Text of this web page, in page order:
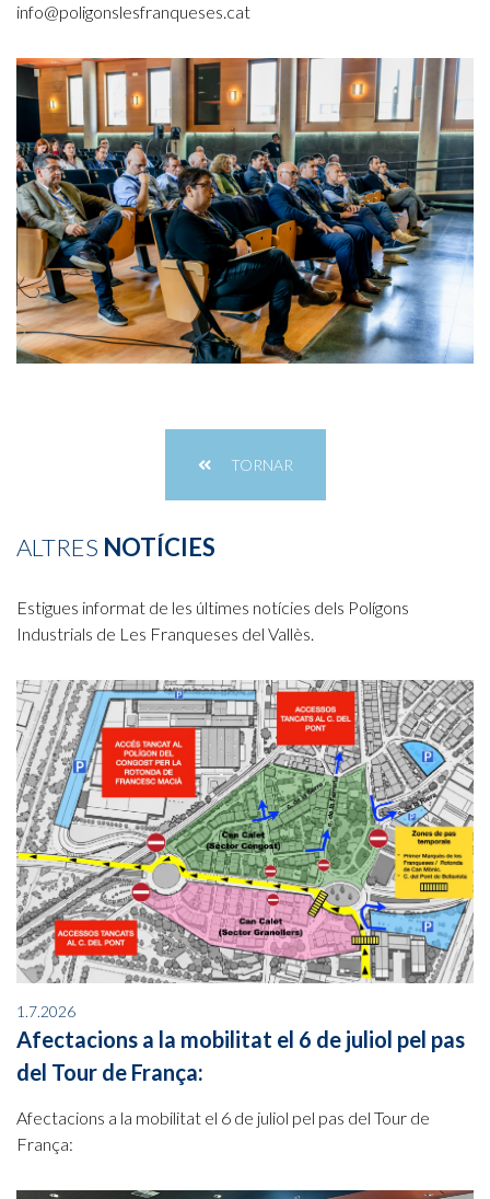
info@poligonslesfranqueses.cat
TORNAR
ALTRES NOTÍCIES
Estigues informat de les últimes notícies dels Polígons
Industrials de Les Franqueses del Vallès.
1.7.2026
Afectacions a la mobilitat el 6 de juliol pel pas
del Tour de França:
Afectacions a la mobilitat el 6 de juliol pel pas del Tour de
França: